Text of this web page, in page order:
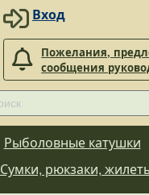
Вход
Пожелания,
сообщения
Рыболовные катушки
Сумки, рюкзаки,